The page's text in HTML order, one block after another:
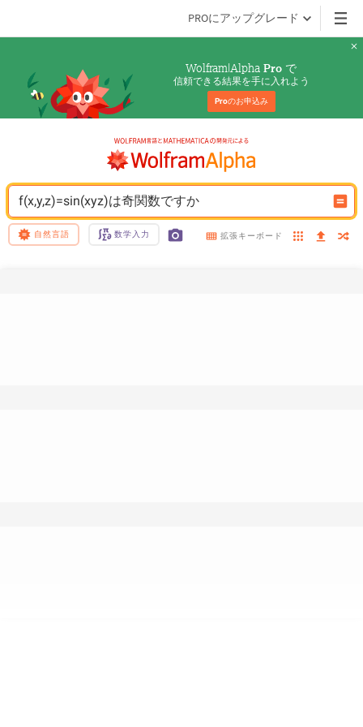
PROにアップグレード
Wolfram|Alpha Pro で
信頼できる結果を手に入れよう
Proのお申込み
f(x,y,z)=sin(xyz)は奇関数ですか
自然言語 数学入力 拡張キーボード